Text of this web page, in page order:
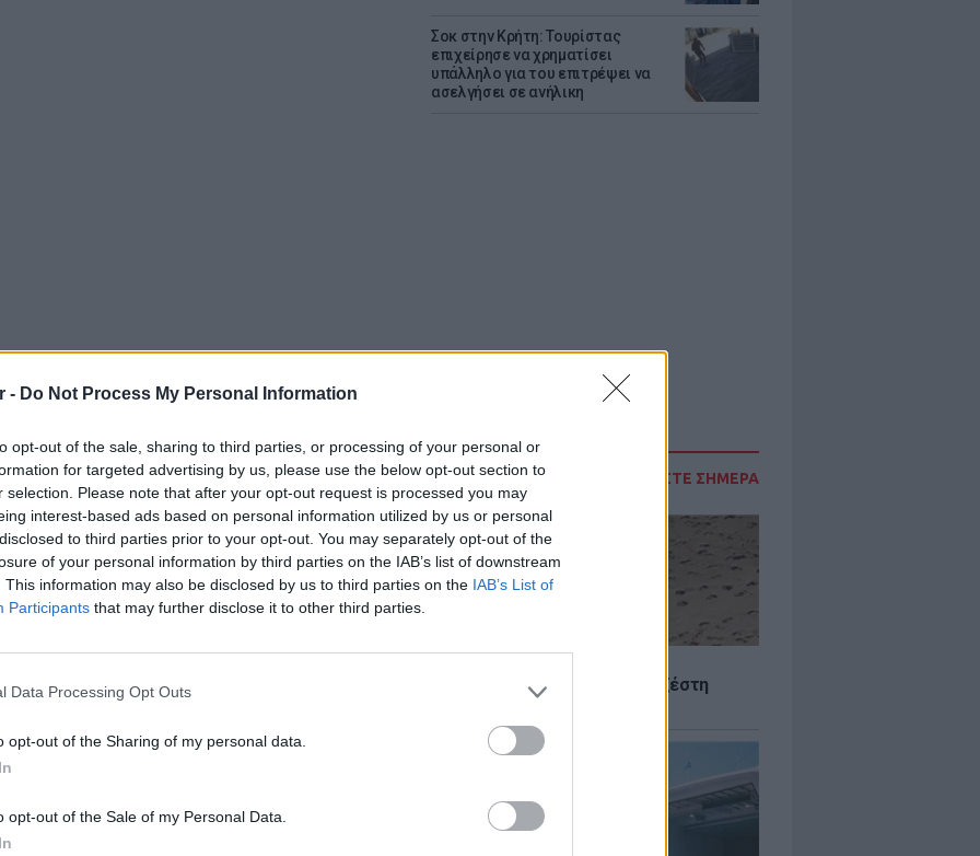
- Do Not Process My Personal Information
opt-out of the sale, sharing to third parties, or processing of your personal or
for targeted advertising by us, please use the below opt-out section to
selection. Please note that after your opt-out request is processed you may
interest-based ads based on personal information utilized by us or personal
to third parties prior to your opt-out. You may separately opt-out of the
of your personal information by third parties on the IAB’s list of downstream
This information may also be disclosed by us to third parties on the IAB’s List of
Participants that may further disclose it to other third parties.
Data Processing Opt Outs
opt-out of the Sharing of my personal data.
opt-out of the Sale of my Personal Data.
Σοκ στην Κρήτη: Τουρίστας
επιχείρησε να χρηματίσει
υπάλληλο για του επιτρέψει να
ασελγήσει σε ανήλικη
ΔΙΑΒΑΣΤΕ ΣΗΜΕΡΑ
Καιρός: Πού θα «χτυπήσει» η ζέστη
Κουτσελίνη (στο λεπτό 02.15):
για κάποιον, μου απαντήσει και ξαναπώ εγώ.
Η Ζήνα Κουτσελίνη, σε μια άσχετη
ΑΝΤ1 και άρχισε να επιτίθεται και να λέει
και είδε τα νούμερα τηλεθέασης και
πάει καλά. Δηλαδή, σήμερα που σηκώθηκε,
κάνει την πορεία μου βρε Ζήνα, έχω
την αποτυχία μου και όλα. Εδώ όμως
ακούν ότι δεν πάνε καλά; Όταν μια εκπομπή
σε περίοδο διαπραγματεύσεων για το αν θα
ή όχι, πόσο ωραίο είναι να βγαίνεις και
δεν πάει καλά; Πόσο έντιμο και ανθρώπινο
διευθυντικό στέλεχος… Το αν εσύ πήγες καλά